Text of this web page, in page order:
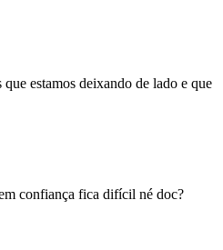
estamos deixando de lado e que
confiança fica difícil né doc?